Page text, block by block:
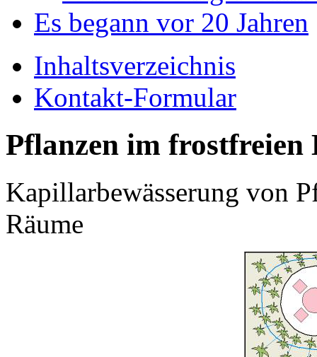
Es begann vor 20 Jahren
Inhaltsverzeichnis
Kontakt-Formular
Pflanzen im frostfreien
Kapillarbewässerung von
Räume